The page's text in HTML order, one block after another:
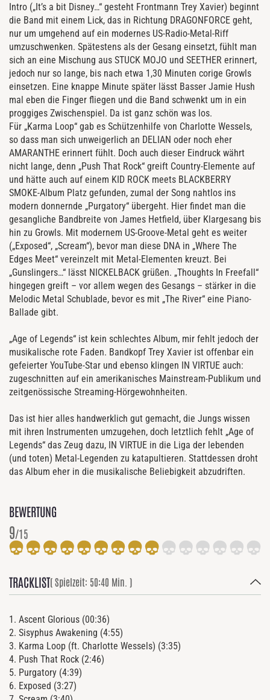
Intro („It’s a bit Disney…“ gesteht Frontmann Trey Xavier) beginnt
die Band mit einem Lick, das in Richtung DRAGONFORCE geht,
nur um umgehend auf ein modernes US-Radio-Metal-Riff
umzuschwenken. Spätestens als der Gesang einsetzt, fühlt man
sich an eine Mischung aus STUCK MOJO und SEETHER erinnert,
jedoch nur so lange, bis nach etwa 1,30 Minuten corige Growls
einsetzen. Eine knappe Minute später lässt Basser Jamie Hush
mal eben die Finger fliegen und die Band schwenkt um in ein
proggiges Zwischenspiel. Da ist ganz schön was los.
Für „Karma Loop“ gab es Schützenhilfe von Charlotte Wessels,
so dass man sich unweigerlich an DELIAN oder noch eher
AMARANTHE erinnert fühlt. Doch auch dieser Eindruck währt
nicht lange, denn „Push That Rock“ greift Country-Elemente auf
und hätte auch auf einem KID ROCK meets BLACKBERRY
SMOKE-Album Platz gefunden, zumal der Song nahtlos ins
modern donnernde „Purgatory“ übergeht. Hier findet man die
gesangliche Bandbreite von James Hetfield, über Klargesang bis
hin zu Growls. Mit modernem US-Groove-Metal geht es weiter
(„Exposed“, „Scream“), bevor man diese DNA in „Where The
Edges Meet“ vereinzelt mit Metal-Elementen kreuzt. Bei
„Gunslingers…“ lässt NICKELBACK grüßen. „Thoughts In Freefall“
hingegen greift – vor allem wegen des Gesangs – stärker in die
Melodic Metal Schublade, bevor es mit „The River“ eine Piano-
Ballade gibt.
„Age of Legends“ ist kein schlechtes Album, mir fehlt jedoch der
musikalische rote Faden. Bandkopf Trey Xavier ist offenbar ein
gefeierter YouTube-Star und ebenso klingen IN VIRTUE auch:
zugeschnitten auf ein amerikanisches Mainstream-Publikum und
zeitgenössische Streaming-Hörgewohnheiten.
Das ist hier alles handwerklich gut gemacht, die Jungs wissen
mit ihren Instrumenten umzugehen, doch letztlich fehlt „Age of
Legends“ das Zeug dazu, IN VIRTUE in die Liga der lebenden
(und toten) Metal-Legenden zu katapultieren. Stattdessen droht
das Album eher in die musikalische Beliebigkeit abzudriften.
BEWERTUNG
9/15
TRACKLIST( Spielzeit: 50:40 Min. )
1. Ascent Glorious (00:36)
2. Sisyphus Awakening (4:55)
3. Karma Loop (ft. Charlotte Wessels) (3:35)
4. Push That Rock (2:46)
5. Purgatory (4:39)
6. Exposed (3:27)